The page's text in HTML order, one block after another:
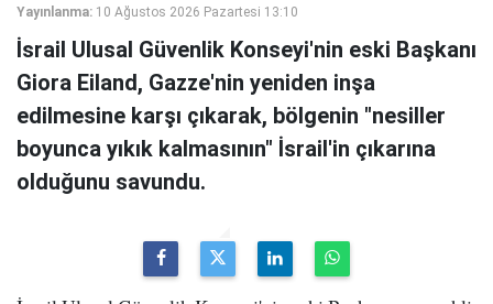
Yayınlanma: 10 Ağustos 2026 Pazartesi 13:10
İsrail Ulusal Güvenlik Konseyi'nin eski Başkanı
Giora Eiland, Gazze'nin yeniden inşa
edilmesine karşı çıkarak, bölgenin "nesiller
boyunca yıkık kalmasının" İsrail'in çıkarına
olduğunu savundu.